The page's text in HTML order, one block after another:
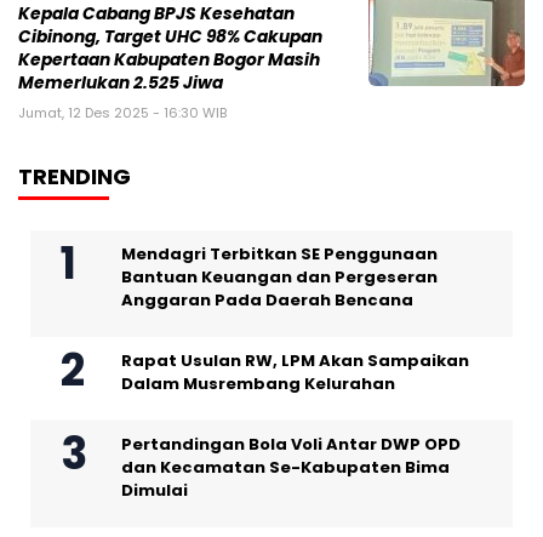
Kepala Cabang BPJS Kesehatan
Cibinong, Target UHC 98% Cakupan
Kepertaan Kabupaten Bogor Masih
Memerlukan 2.525 Jiwa
Jumat, 12 Des 2025 - 16:30 WIB
TRENDING
Mendagri Terbitkan SE Penggunaan
Bantuan Keuangan dan Pergeseran
Anggaran Pada Daerah Bencana
Rapat Usulan RW, LPM Akan Sampaikan
Dalam Musrembang Kelurahan
Pertandingan Bola Voli Antar DWP OPD
dan Kecamatan Se-Kabupaten Bima
Dimulai